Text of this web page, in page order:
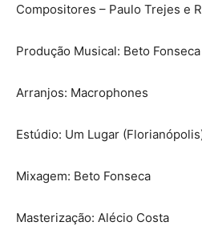
Compositores – Paulo Trejes e
Produção Musical: Beto Fonseca
Arranjos: Macrophones
Estúdio: Um Lugar
Mixagem: Beto Fonseca
Masterização: Alécio Costa